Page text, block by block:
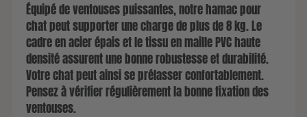
Équipé de ventouses puissantes, notre hamac pour
chat peut supporter une charge de plus de 8 kg. Le
cadre en acier épais et le tissu en maille PVC haute
densité assurent une bonne robustesse et durabilité.
Votre chat peut ainsi se prélasser confortablement.
Pensez à vérifier régulièrement la bonne fixation des
ventouses.